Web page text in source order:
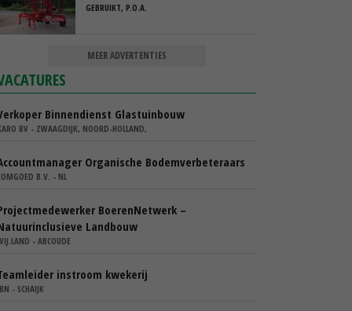
GEBRUIKT, P.O.A.
MEER ADVERTENTIES
Binnendienst Glastuinbouw
BV - ZWAAGDIJK, NOORD-HOLLAND,
Organische Bodemverbeteraars
B.V. - NL
BoerenNetwerk –
Landbouw
- ABCOUDE
instroom kwekerij
- SCHAIJK